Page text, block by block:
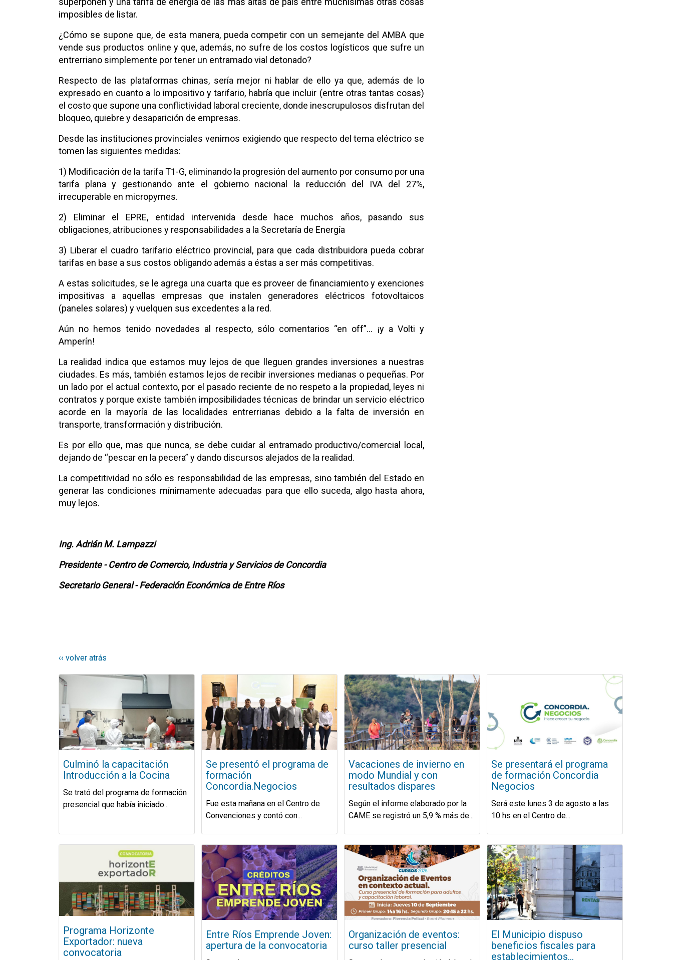
imposibles de listar.
¿Cómo se supone que, de esta manera, pueda competir con un semejante del AMBA que
vende sus productos online y que, además, no sufre de los costos logísticos que sufre un
entrerriano simplemente por tener un entramado vial detonado?
Respecto de las plataformas chinas, sería mejor ni hablar de ello ya que, además de lo
expresado en cuanto a lo impositivo y tarifario, habría que incluir (entre otras tantas cosas)
el costo que supone una conflictividad laboral creciente, donde inescrupulosos disfrutan del
bloqueo, quiebre y desaparición de empresas.
Desde las instituciones provinciales venimos exigiendo que respecto del tema eléctrico se
tomen las siguientes medidas:
1) Modificación de la tarifa T1-G, eliminando la progresión del aumento por consumo por una
tarifa plana y gestionando ante el gobierno nacional la reducción del IVA del 27%,
irrecuperable en micropymes.
2) Eliminar el EPRE, entidad intervenida desde hace muchos años, pasando sus
obligaciones, atribuciones y responsabilidades a la Secretaría de Energía
3) Liberar el cuadro tarifario eléctrico provincial, para que cada distribuidora pueda cobrar
tarifas en base a sus costos obligando además a éstas a ser más competitivas.
A estas solicitudes, se le agrega una cuarta que es proveer de financiamiento y exenciones
impositivas a aquellas empresas que instalen generadores eléctricos fotovoltaicos
(paneles solares) y vuelquen sus excedentes a la red.
Aún no hemos tenido novedades al respecto, sólo comentarios “en off”… ¡y a Volti y
Amperín!
La realidad indica que estamos muy lejos de que lleguen grandes inversiones a nuestras
ciudades. Es más, también estamos lejos de recibir inversiones medianas o pequeñas. Por
un lado por el actual contexto, por el pasado reciente de no respeto a la propiedad, leyes ni
contratos y porque existe también imposibilidades técnicas de brindar un servicio eléctrico
acorde en la mayoría de las localidades entrerrianas debido a la falta de inversión en
transporte, transformación y distribución.
Es por ello que, mas que nunca, se debe cuidar al entramado productivo/comercial local,
dejando de “pescar en la pecera” y dando discursos alejados de la realidad.
La competitividad no sólo es responsabilidad de las empresas, sino también del Estado en
generar las condiciones mínimamente adecuadas para que ello suceda, algo hasta ahora,
muy lejos.
Ing. Adrián M. Lampazzi
Presidente - Centro de Comercio, Industria y Servicios de Concordia
Secretario General - Federación Económica de Entre Ríos
‹‹ volver atrás
Culminó la capacitación
Introducción a la Cocina
Se trató del programa de formación
presencial que había iniciado...
Se presentó el programa de
formación
Concordia.Negocios
Fue esta mañana en el Centro de
Convenciones y contó con...
Vacaciones de invierno en
modo Mundial y con
resultados dispares
Según el informe elaborado por la
CAME se registró un 5,9 % más de...
Se presentará el programa
de formación Concordia
Negocios
Será este lunes 3 de agosto a las
10 hs en el Centro de...
Programa Horizonte
Exportador: nueva
convocatoria
Entre Ríos Emprende Joven:
apertura de la convocatoria
Organización de eventos:
curso taller presencial
El Municipio dispuso
beneficios fiscales para
establecimientos...